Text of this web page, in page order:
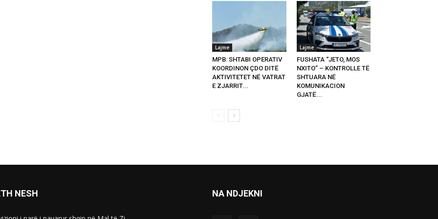
Lajme
MPB: SHTABI OPERATIV
KOORDINON ÇDO DITË
AKTIVITETET NË VATRAT
E ZJARRIT...
Lajme
FUSHATA “JETO, MOS
NXITO” – KONTROLLE TË
SHTUARA NË
KOMUNIKACION
GJATË...
NESH NA NDJEKNI